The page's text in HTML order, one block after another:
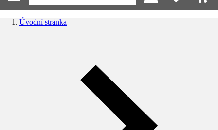
Úvodní stránka